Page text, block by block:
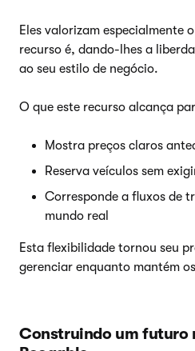
Eles valorizam especialmente
recurso é, dando-lhes a
ao seu estilo de negócio.
O que este recurso alcança
Mostra preços claros
Reserva veículos sem
Corresponde a fluxos de
mundo real
Esta flexibilidade tornou seu
gerenciar enquanto mantém
Construindo um futuro